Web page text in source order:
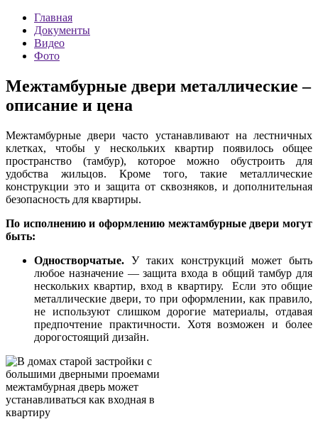
Главная
Документы
Видео
Фото
Межтамбурные двери металлические –
описание и цена
Межтамбурные двери часто устанавливают на лестничных
клетках, чтобы у нескольких квартир появилось общее
пространство (тамбур), которое можно обустроить для
удобства жильцов. Кроме того, такие металлические
конструкции это и защита от сквозняков, и дополнительная
безопасность для квартиры.
По исполнению и оформлению межтамбурные двери могут
быть:
Одностворчатые. У таких конструкций может быть
любое назначение — защита входа в общий тамбур для
нескольких квартир, вход в квартиру. Если это общие
металлические двери, то при оформлении, как правило,
не используют слишком дорогие материалы, отдавая
предпочтение практичности. Хотя возможен и более
дорогостоящий дизайн.